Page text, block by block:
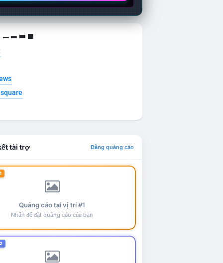
▁ ▂ ▃ ▄
tài trợ Đăng quảng cáo
Quảng cáo tại vị trí #1
Nhấn để đặt quảng cáo của bạn